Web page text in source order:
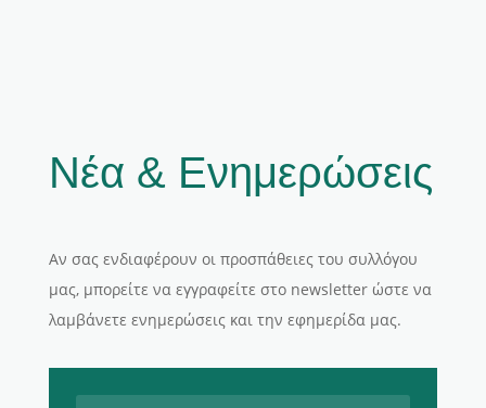
Νέα & Ενημερώσεις
Αν σας ενδιαφέρουν οι προσπάθειες του συλλόγου
μας, μπορείτε να εγγραφείτε στο newsletter ώστε να
λαμβάνετε ενημερώσεις και την εφημερίδα μας.